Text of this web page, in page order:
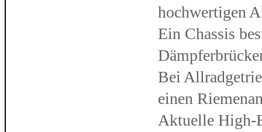
hochwertigen
Ein Chassis
Bei
einen
Aktuelle High-